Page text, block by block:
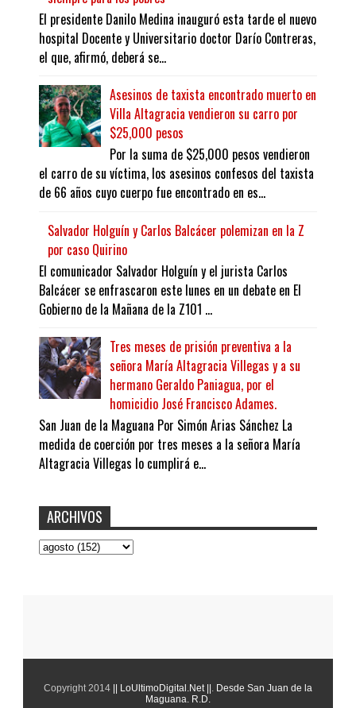
El presidente Danilo Medina inauguró esta tarde el nuevo
hospital Docente y Universitario doctor Darío Contreras,
el que, afirmó, deberá se...
Asesinos de taxista encontrado muerto en
Villa Altagracia vendieron su carro por
$25,000 pesos
Por la suma de $25,000 pesos vendieron
el carro de su víctima, los asesinos confesos del taxista
de 66 años cuyo cuerpo fue encontrado en es...
Salvador Holguín y Carlos Balcácer polemizan en la Z
por caso Quirino
El comunicador Salvador Holguín y el jurista Carlos
Balcácer se enfrascaron este lunes en un debate en El
Gobierno de la Mañana de la Z101 ...
Tres meses de prisión preventiva a la
señora María Altagracia Villegas y a su
hermano Geraldo Paniagua, por el
homicidio José Francisco Adames.
San Juan de la Maguana Por Simón Arias Sánchez La
medida de coerción por tres meses a la señora María
Altagracia Villegas lo cumplirá e...
ARCHIVOS
Copyright 2014 || LoUltimoDigital.Net || Desde San Juan de la
Maguana. R.D.